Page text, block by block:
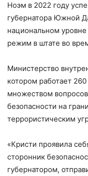
Ноэм в 2022 году
губернатора Южной
национальном
режим в штате во
Министерство
котором работает
множеством
безопасности на
террористическим
«Кристи проявила
сторонник
губернатором,